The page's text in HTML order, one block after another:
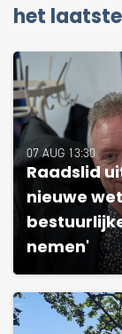
het
07 AUG 13:30
Raadslid
nieuwe
nemen'